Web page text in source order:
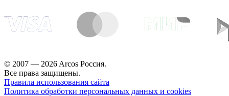
© 2007 — 2026 Arcos Россия.
Все права защищены.
Правила использования сайта
Политика обработки персональных данных и cookies